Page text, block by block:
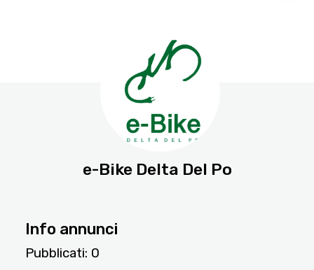
e-Bike Delta Del Po
Info annunci
Pubblicati: 0